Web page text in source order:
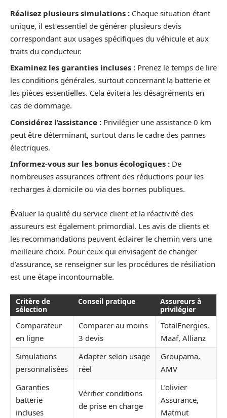
Réalisez plusieurs simulations : Chaque situation étant
unique, il est essentiel de générer plusieurs devis
correspondant aux usages spécifiques du véhicule et aux
traits du conducteur.
Examinez les garanties incluses : Prenez le temps de lire
les conditions générales, surtout concernant la batterie et
les pièces essentielles. Cela évitera les désagréments en
cas de dommage.
Considérez l’assistance : Privilégier une assistance 0 km
peut être déterminant, surtout dans le cadre des pannes
électriques.
Informez-vous sur les bonus écologiques : De
nombreuses assurances offrent des réductions pour les
recharges à domicile ou via des bornes publiques.
Évaluer la qualité du service client et la réactivité des
assureurs est également primordial. Les avis de clients et
les recommandations peuvent éclairer le chemin vers une
meilleure choix. Pour ceux qui envisagent de changer
d’assurance, se renseigner sur les procédures de résiliation
est une étape incontournable.
Critère de
sélection
Conseil pratique
Assureurs à
privilégier
Comparateur
en ligne
Comparer au moins
3 devis
TotalEnergies,
Maaf, Allianz
Simulations
personnalisées
Adapter selon usage
réel
Groupama,
AMV
Garanties
batterie
incluses
Vérifier conditions
de prise en charge
L’olivier
Assurance,
Matmut